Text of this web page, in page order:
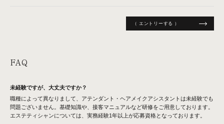
（ エントリーする ）
FAQ
未経験ですが、大丈夫ですか？
職種によって異なりまして、アテンダント・ヘアメイクアシスタントは未経験でも
問題ございません。基礎知識や、接客マニュアルなど研修をご用意しております。
エステティシャンについては、実務経験1年以上が応募資格となっております。